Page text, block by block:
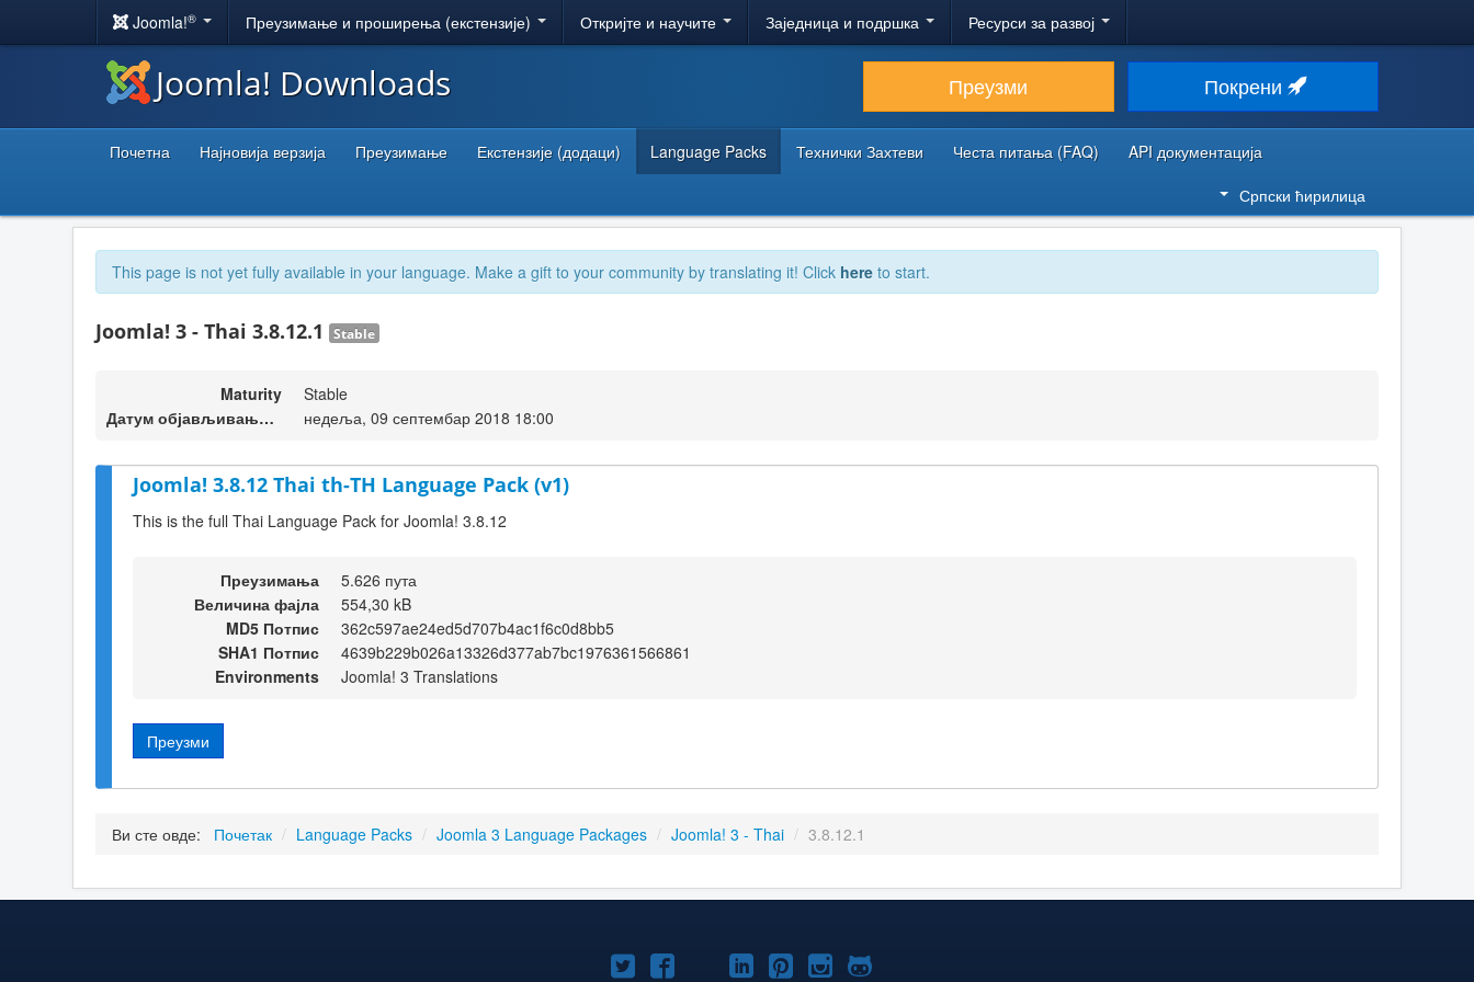
Joomla!® Преузимање и проширења (екстензије) Откријте и научите Заједница и подршка Ресурси за развој
Joomla! Downloads Преузми Покрени
Почетна Најновија верзија Преузимање Екстензије (додаци) Language Packs Технички Захтеви Честа питања (FAQ)
API документација
Српски ћирилица
This page is not yet fully available in your language. Make a gift to your community by translating it! Click here to start.
Joomla! 3 - Thai 3.8.12.1 Stable
Maturity
Stable
Датум објављивања верзије
недеља, 09 септембар 2018 18:00
Joomla! 3.8.12 Thai th-TH Language Pack (v1)
This is the full Thai Language Pack for Joomla! 3.8.12
Преузимања
5.626 пута
Величина фајла
554,30 kB
MD5 Потпис
362c597ae24ed5d707b4ac1f6c0d8bb5
SHA1 Потпис
4639b229b026a13326d377ab7bc1976361566861
Environments
Joomla! 3 Translations
Преузми
Ви сте овде: Почетак / Language Packs / Joomla 3 Language Packages / Joomla! 3 - Thai / 3.8.12.1
Joomla!Joomla!Joomla!
Joomla!Joomla!
Joomla!Joomla!